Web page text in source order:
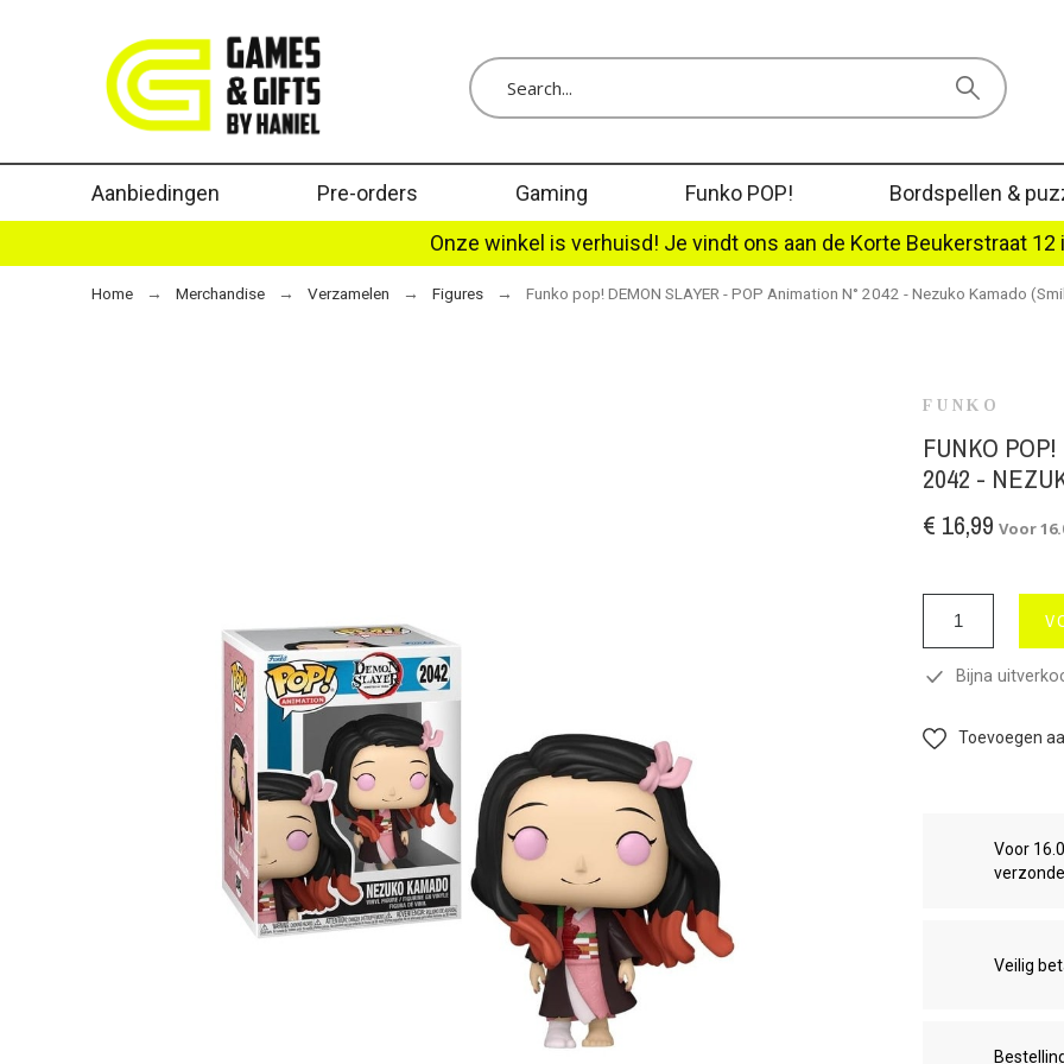
Aanbiedingen Pre-orders Gaming Funko POP!
Bordspellen &
Onze winkel is verhuisd! Je vindt ons aan de Korte Beukerstraat 12
Home Merchandise Verzamelen Figures Funko pop! DEMON SLAYER - POP Animation N° 2042 - Nezuko Kamado
FUNKO
FUNKO
2042 -
€ 16,99 Voor
Bijna
Toevoegen
Voor
Veilig